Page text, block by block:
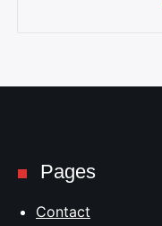
Pages
Contact